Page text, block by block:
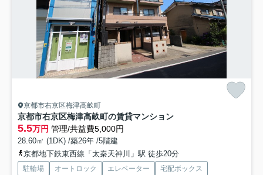
京都市右京区梅津高畝町
京都市右京区梅津高畝町の賃貸マンション
5.5万円 管理/共益費5,000円
28.60㎡ (1DK) /築26年 /5階建
京都地下鉄東西線「太秦天神川」駅 徒歩20分
駐輪場 オートロック エレベーター
宅配ボックス